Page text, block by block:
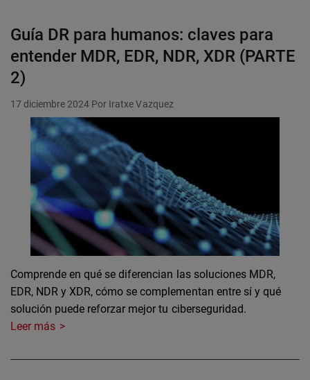
Guía DR para humanos: claves para
entender MDR, EDR, NDR, XDR (PARTE
2)
17 diciembre 2024 Por Iratxe Vazquez
Comprende en qué se diferencian las soluciones MDR,
EDR, NDR y XDR, cómo se complementan entre sí y qué
solución puede reforzar mejor tu ciberseguridad.
Leer más